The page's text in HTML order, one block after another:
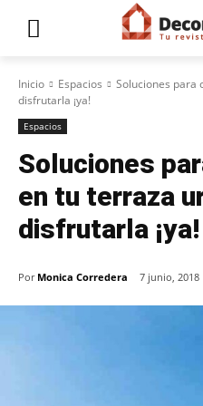
Inicio Espacios
Soluciones para
disfrutarla ¡ya!
Espacios
Soluciones
en tu terraza
disfrutarla ¡ya!
Por Monica Corredera 7 junio, 2018